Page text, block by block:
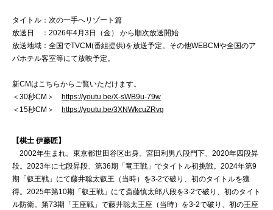
タイトル：次の一手へリゾート篇
放送日 ：2026年4月3日（金） から順次放送開始
放送地域：全国でTVCM(番組提供)を放送予定。その他WEBCMや全国のア
パホテル客室等にて放映予定。
新CMはこちらからご覧いただけます。
＜30秒CM＞ https://youtu.be/X-sWB9u-79w
＜15秒CM＞ https://youtu.be/3XNWkcuZRvg
【棋士 伊藤匠】
2002年生まれ。東京都世田谷区出身。宮田利男八段門下、2020年四段昇
段。2023年に七段昇段、第36期「竜王戦」でタイトル初挑戦。2024年第9
期「叡王戦」にて藤井聡太叡王（当時）を3-2で破り、初のタイトルを獲
得。2025年第10期「叡王戦」にて斎藤慎太郎八段を3-2で破り、初のタイト
ル防衛。第73期「王座戦」で藤井聡太王座（当時）を3-2で破り、初の王座